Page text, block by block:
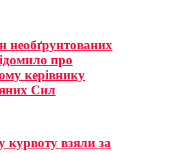
про
керівнику
Сил
курвоту взяли за